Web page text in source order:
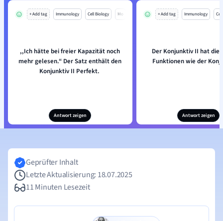
+ Add tag Immunology Cell Biology Mo
,,Ich hätte bei freier Kapazität noch
mehr gelesen.“ Der Satz enthält den
Konjunktiv II Perfekt.
Antwort zeigen
+ Add tag Immunology
Der Konjunktiv II hat die
Funktionen wie der
Antwort zeigen
Geprüfter Inhalt
Letzte Aktualisierung: 18.07.2025
11 Minuten Lesezeit